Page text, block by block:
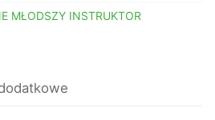
MŁODSZY INSTRUKTOR